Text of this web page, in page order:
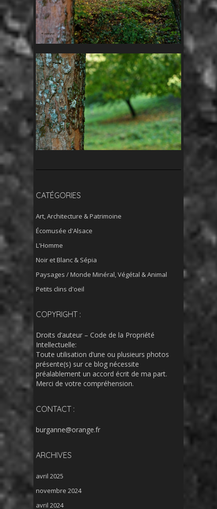
CATÉGORIES
Art, Architecture & Patrimoine
Écomusée d'Alsace
L'Homme
Noir et Blanc & Sépia
Paysages / Monde Minéral, Végétal & Animal
Petits clins d'oeil
COPYRIGHT :
Droits d’auteur – Code de la Propriété
Intellectuelle:
Toute utilisation d’une ou plusieurs photos
présente(s) sur ce blog nécessite
préalablement un accord écrit de ma part.
Merci de votre compréhension.
CONTACT :
burganne@orange.fr
ARCHIVES
avril 2025
novembre 2024
avril 2024